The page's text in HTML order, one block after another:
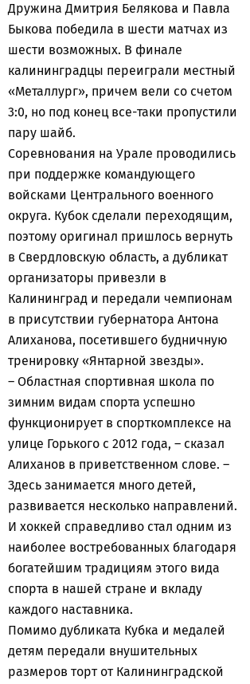
Дружина Дмитрия Белякова и Павла
Быкова победила в шести матчах из
шести возможных. В финале
калининградцы переиграли местный
«Металлург», причем вели со счетом
3:0, но под конец все-таки пропустили
пару шайб.
Соревнования на Урале проводились
при поддержке командующего
войсками Центрального военного
округа. Кубок сделали переходящим,
поэтому оригинал пришлось вернуть
в Свердловскую область, а дубликат
организаторы привезли в
Калининград и передали чемпионам
в присутствии губернатора Антона
Алиханова, посетившего будничную
тренировку «Янтарной звезды».
– Областная спортивная школа по
зимним видам спорта успешно
функционирует в спорткомплексе на
улице Горького с 2012 года, – сказал
Алиханов в приветственном слове. –
Здесь занимается много детей,
развивается несколько направлений.
И хоккей справедливо стал одним из
наиболее востребованных благодаря
богатейшим традициям этого вида
спорта в нашей стране и вкладу
каждого наставника.
Помимо дубликата Кубка и медалей
детям передали внушительных
размеров торт от Калининградской